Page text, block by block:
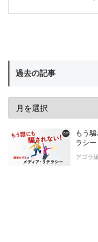
過去の記事
もう
ラシー
アゴラ